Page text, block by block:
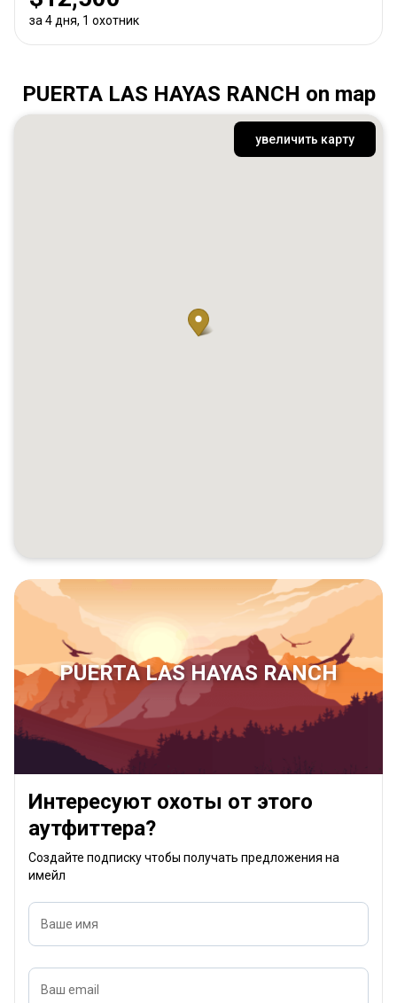
за 4 дня, 1 охотник
PUERTA LAS HAYAS RANCH on map
увеличить карту
PUERTA LAS HAYAS RANCH
Интересуют охоты от этого
аутфиттера?
Создайте подписку чтобы получать предложения на
имейл
Ваше имя
Ваш email